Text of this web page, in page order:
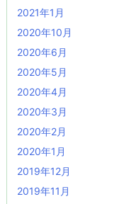
2021年1月
2020年10月
2020年6月
2020年5月
2020年4月
2020年3月
2020年2月
2020年1月
2019年12月
2019年11月